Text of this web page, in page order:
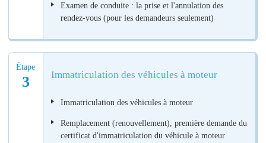
Examen de conduite : la prise et l'annulation des
rendez-vous (pour les demandeurs seulement)
Étape
3 Immatriculation des véhicules à moteur
Immatriculation des véhicules à moteur
Remplacement (renouvellement), première demande du
certificat d'immatriculation du véhicule à moteur